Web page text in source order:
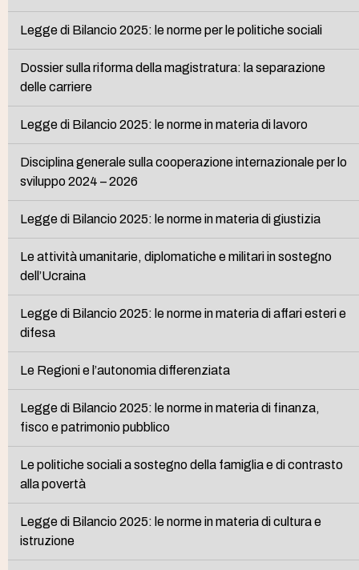
Legge di Bilancio 2025: le norme per le politiche sociali
Dossier sulla riforma della magistratura: la separazione
delle carriere
Legge di Bilancio 2025: le norme in materia di lavoro
Disciplina generale sulla cooperazione internazionale per lo
sviluppo 2024 – 2026
Legge di Bilancio 2025: le norme in materia di giustizia
Le attività umanitarie, diplomatiche e militari in sostegno
dell’Ucraina
Legge di Bilancio 2025: le norme in materia di affari esteri e
difesa
Le Regioni e l’autonomia differenziata
Legge di Bilancio 2025: le norme in materia di finanza,
fisco e patrimonio pubblico
Le politiche sociali a sostegno della famiglia e di contrasto
alla povertà
Legge di Bilancio 2025: le norme in materia di cultura e
istruzione